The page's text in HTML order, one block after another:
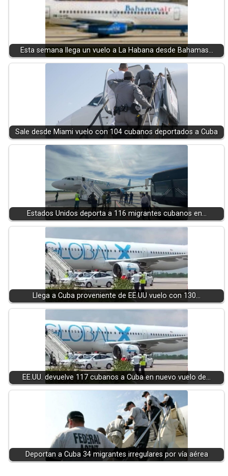
Esta semana llega un vuelo a La Habana desde Bahamas…
Sale desde Miami vuelo con 104 cubanos deportados a Cuba
Estados Unidos deporta a 116 migrantes cubanos en…
Llega a Cuba proveniente de EE.UU vuelo con 130…
EE.UU. devuelve 117 cubanos a Cuba en nuevo vuelo de…
Deportan a Cuba 34 migrantes irregulares por vía aérea